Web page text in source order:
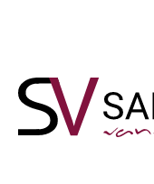
naar
hoofdnavigatie
naar
hoofd
naar
eerste
naar
voettekst